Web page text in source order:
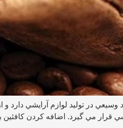
وسيعي در توليد لوازم آرايشي دارد
قرار مي گيرد. اضافه کردن کافئين